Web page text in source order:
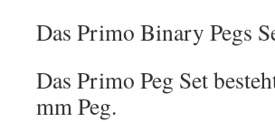
Das Primo Binary Pegs
Das Primo Peg Set
mm Peg.